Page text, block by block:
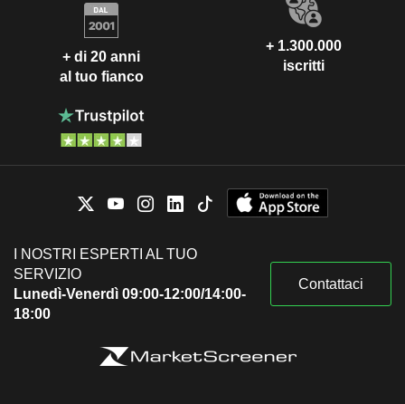
+ di 20 anni
al tuo fianco
+ 1.300.000
iscritti
I NOSTRI ESPERTI AL TUO
SERVIZIO
Lunedì-Venerdì 09:00-12:00/14:00-
18:00
Contattaci